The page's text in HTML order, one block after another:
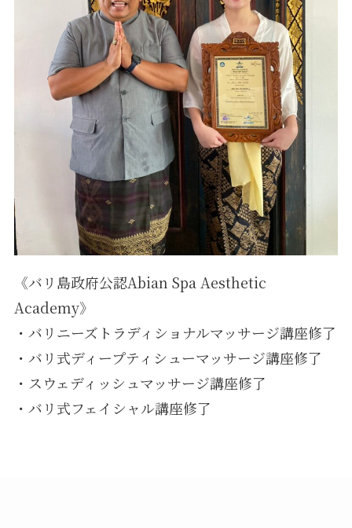
《バリ島政府公認Abian Spa Aesthetic
Academy》
・バリニーズトラディショナルマッサージ講座修了
・バリ式ディープティシューマッサージ講座修了
・スウェディッシュマッサージ講座修了
・バリ式フェイシャル講座修了